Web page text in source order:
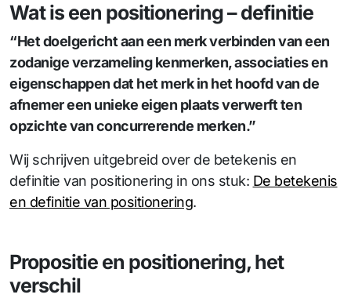
Wat is een positionering – definitie
“Het doelgericht aan een merk verbinden van een
zodanige verzameling kenmerken, associaties en
eigenschappen dat het merk in het hoofd van de
afnemer een unieke eigen plaats verwerft ten
opzichte van concurrerende merken.”
Wij schrijven uitgebreid over de betekenis en
definitie van positionering in ons stuk: De betekenis
en definitie van positionering.
Propositie en positionering, het
verschil